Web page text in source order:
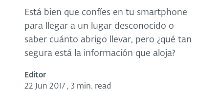
Está bien que confíes en tu smartphone
para llegar a un lugar desconocido o
saber cuánto abrigo llevar, pero ¿qué tan
segura está la información que aloja?
Editor
22 Jun 2017 , 3 min. read